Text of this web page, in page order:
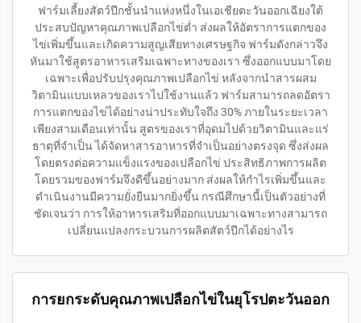
ฟาร์มเลี้ยงสัตว์ปีกชั้นนำแห่งหนึ่งในเอเชียตะวันออกเฉียงใต้
ประสบปัญหาคุณภาพเปลือกไข่ต่ำ ส่งผลให้อัตราการแตกของ
ไข่เพิ่มขึ้นและเกิดความสูญเสียทางเศรษฐกิจ ฟาร์มดังกล่าวจึง
หันมาใช้สูตรอาหารเสริมเฉพาะทางของเรา ซึ่งออกแบบมาโดย
เฉพาะเพื่อปรับปรุงคุณภาพเปลือกไข่ หลังจากนำสารผสม
วิตามินแบบเหลวของเราไปใช้งานแล้ว ฟาร์มสามารถลดอัตรา
การแตกของไข่ได้อย่างน่าประทับใจถึง 30% ภายในระยะเวลา
เพียงสามเดือนเท่านั้น สูตรของเราที่อุดมไปด้วยวิตามินและแร่
ธาตุที่จำเป็น ได้จัดหาสารอาหารที่จำเป็นอย่างตรงจุด ซึ่งส่งผล
โดยตรงต่อความแข็งแรงของเปลือกไข่ ประสิทธิภาพการผลิต
โดยรวมของฟาร์มจึงดีขึ้นอย่างมาก ส่งผลให้กำไรเพิ่มขึ้นและ
ดำเนินงานมีความยั่งยืนมากยิ่งขึ้น กรณีศึกษานี้เป็นตัวอย่างที่
ชัดเจนว่า การให้อาหารเสริมที่ออกแบบมาเฉพาะทางสามารถ
เปลี่ยนแปลงกระบวนการผลิตสัตว์ปีกได้อย่างไร
การยกระดับคุณภาพเปลือกไข่ในยุโรปตะวันออก